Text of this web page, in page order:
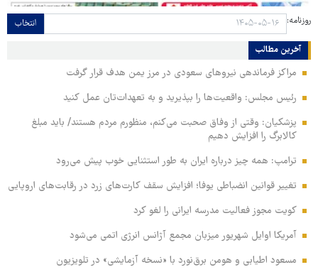
روزنامه: انتخاب
آخرین مطالب
مراکز فرماندهی نیروهای سعودی در مرز یمن هدف قرار گرفت
رئیس مجلس: واقعیت‌ها را بپذیرید و به تعهدات‌تان عمل کنید
پزشکیان: وقتی از وفاق صحبت می‌کنم، منظورم مردم هستند/ باید مبلغ
کالابرگ را افزایش دهیم
ترامپ: همه چیز درباره ایران به طور استثنایی خوب پیش می‌رود
تغییر قوانین انضباطی یوفا؛ افزایش سقف کارت‌های زرد در رقابت‌های اروپایی
کویت مجوز فعالیت مدرسه ایرانی را لغو کرد
آمریکا اوایل شهریور میزبان مجمع آژانس انرژی اتمی می‌شود
مسعود اطیابی و هومن برق‌نورد با «نسخه آزمایشی» در تلویزیون